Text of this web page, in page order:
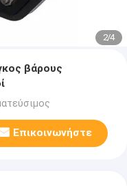
2/4
βάρους
Επικοινωνήστε